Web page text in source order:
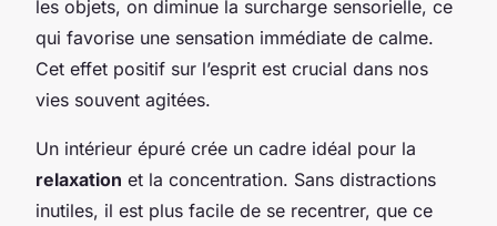
les objets, on diminue la surcharge sensorielle, ce
qui favorise une sensation immédiate de calme.
Cet effet positif sur l’esprit est crucial dans nos
vies souvent agitées.
Un intérieur épuré crée un cadre idéal pour la
relaxation et la concentration. Sans distractions
inutiles, il est plus facile de se recentrer, que ce